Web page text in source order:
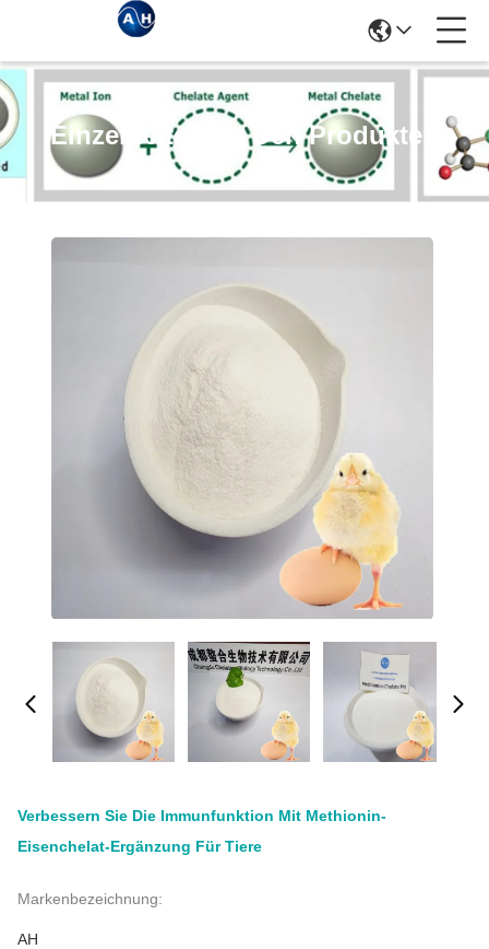
Einzelheiten Zu Den Produkten
Verbessern Sie Die Immunfunktion Mit Methionin-
Eisenchelat-Ergänzung Für Tiere
Markenbezeichnung:
AH